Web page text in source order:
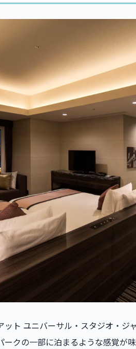
ット ユニバーサル・スタジオ・
クの一部に泊まるような感覚が